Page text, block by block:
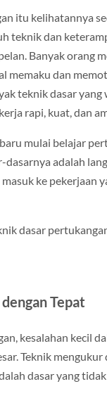
itu kelihatannya
teknik dan
Banyak orang
memaku dan
teknik dasar yang
rapi, kuat, dan
mulai belajar
dasarnya adalah
ke pekerjaan
dasar
Tepat
kesalahan kecil
Teknik mengukur
dasar yang